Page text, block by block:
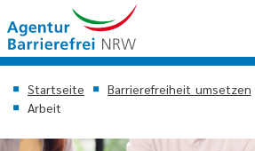
Startseite Barrierefreiheit umsetzen
Arbeit